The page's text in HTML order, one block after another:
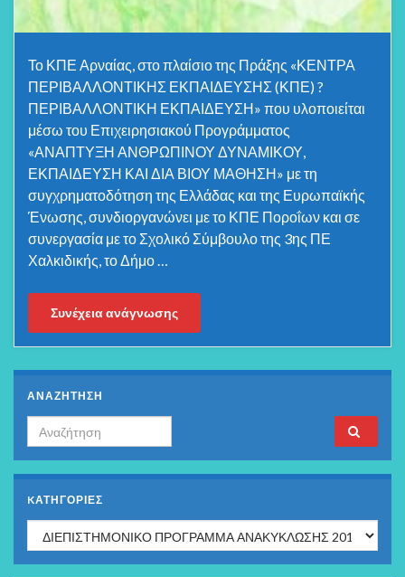
Το ΚΠΕ Αρναίας, στο πλαίσιο της Πράξης «ΚΕΝΤΡΑ
ΠΕΡΙΒΑΛΛΟΝΤΙΚΗΣ ΕΚΠΑΙΔΕΥΣΗΣ (ΚΠΕ) ?
ΠΕΡΙΒΑΛΛΟΝΤΙΚΗ ΕΚΠΑΙΔΕΥΣΗ» που υλοποιείται
μέσω του Επιχειρησιακού Προγράμματος
«ΑΝΑΠΤΥΞΗ ΑΝΘΡΩΠΙΝΟΥ ΔΥΝΑΜΙΚΟΥ,
ΕΚΠΑΙΔΕΥΣΗ ΚΑΙ ΔΙΑ ΒΙΟΥ ΜΑΘΗΣΗ» με τη
συγχρηματοδότηση της Ελλάδας και της Ευρωπαϊκής
Ένωσης, συνδιοργανώνει με το ΚΠΕ Ποροΐων και σε
συνεργασία με το Σχολικό Σύμβουλο της 3ης ΠΕ
Χαλκιδικής, το Δήμο …
Συνέχεια ανάγνωσης
ΑΝΑΖΗΤΗΣΗ
Search for:
KΑΤΗΓΟΡΊΕΣ
Kατηγορίες